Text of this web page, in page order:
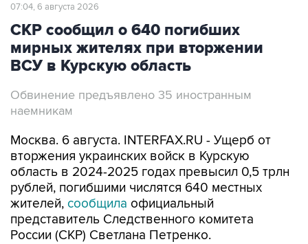
07:04, 6 августа 2026
СКР сообщил о 640 погибших
мирных жителях при вторжении
ВСУ в Курскую область
Обвинение предъявлено 35 иностранным
наемникам
Москва. 6 августа. INTERFAX.RU - Ущерб от
вторжения украинских войск в Курскую
область в 2024-2025 годах превысил 0,5 трлн
рублей, погибшими числятся 640 местных
жителей, сообщила официальный
представитель Следственного комитета
России (СКР) Светлана Петренко.